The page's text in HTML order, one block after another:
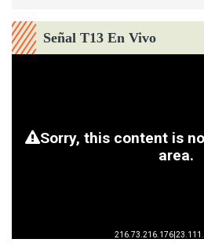
Señal T13 En Vivo